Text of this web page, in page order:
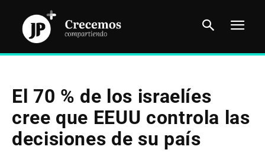
El 70 % de los israelíes
cree que EEUU controla las
decisiones de su país